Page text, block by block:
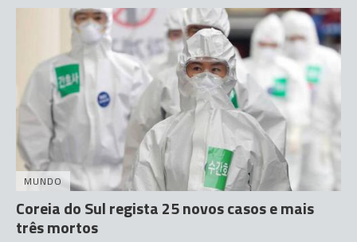
MUNDO
Coreia do Sul regista 25 novos casos e mais
três mortos